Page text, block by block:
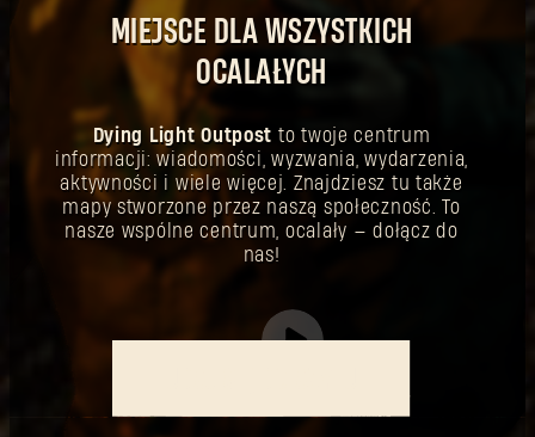
MIEJSCE DLA WSZYSTKICH
OCALAŁYCH
Dying Light Outpost to twoje centrum
informacji: wiadomości, wyzwania, wydarzenia,
aktywności i wiele więcej. Znajdziesz tu także
mapy stworzone przez naszą społeczność. To
nasze wspólne centrum, ocalały — dołącz do
nas!